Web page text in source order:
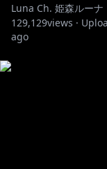
▶「ドラゴンボー
https://t.co/
Luna Ch. 姫森ルーナ
129,129views ·
ago